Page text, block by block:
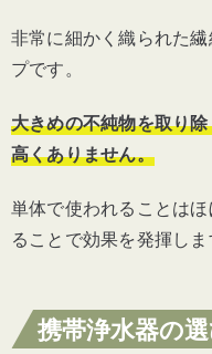
非常に細かく織られた
プです。
大きめの不純物を取り
高くありません。
単体で使われることは
ることで効果を発揮しま
携帯浄水器の